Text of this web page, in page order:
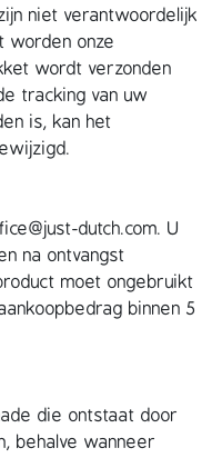
niet verantwoordelijk
worden onze
wordt verzonden
tracking van uw
is, kan het
dutch.com. U
na ontvangst
moet ongebruikt
binnen 5
die ontstaat door
behalve wanneer